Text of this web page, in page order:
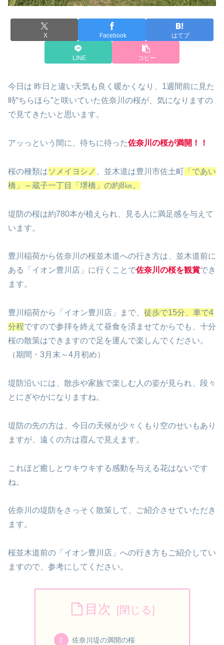
X Facebook はてブ
LINE コピー
今日は 昨日と違い天気も良く暖かくなり、1週間前に見た
時“ちらほら”と咲いていた佐奈川の桜が、気になりますの
で見てきたいと思います。
アッっという間に、待ちに待った佐奈川の桜が満開！！
桜の種類はソメイヨシノ 、並木道は豊川市佐土町 「であい
橋」～蔵子一丁目「堺橋」の約8㎞。
堤防の桜は約780本が植えられ、見る人に満足感を与えて
います。
豊川稲荷から佐奈川の桜並木道への行き方は、並木道前に
ある「イオン豊川店」に行くことで佐奈川の桜を観賞でき
ます。
豊川稲荷から「イオン豊川店」まで、 徒歩で15分、車で4
分程ですので参拝を終えて昼食を済ませてからでも、十分
桜の散策はできますので足を運んで楽しんでください。
（期間・3月末～4月初め）
堤防沿いには、散歩や家族で楽しむ人の姿が見られ、段々
とにぎやかになりますね。
堤防の先の方は、今日の天候が少々くもり空のせいもあり
ますが、遠くの方は霞んで見えます。
これほど癒しとウキウキする感動を与える花はないです
ね。
佐奈川の堤防をさっそく散策して、ご紹介させていただき
ます。
桜並木道前の「イオン豊川店」への行き方もご紹介してい
ますので、参考にしてください。
目次
佐奈川堤の満開の桜